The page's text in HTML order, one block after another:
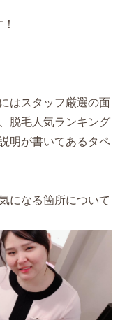
はスタッフ厳選の面
脱毛人気ランキング
明が書いてあるタペ
になる箇所について